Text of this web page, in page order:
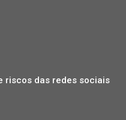
riscos das redes sociais